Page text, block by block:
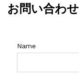
お問い合わせ
Name